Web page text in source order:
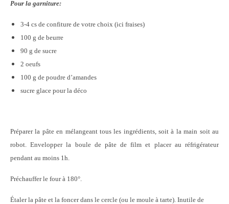
Pour la garniture:
3-4 cs de confiture de votre choix (ici fraises)
100 g de beurre
90 g de sucre
2 oeufs
100 g de poudre d’amandes
sucre glace pour la déco
Préparer la pâte en mélangeant tous les ingrédients, soit à la main soit au
robot. Envelopper la boule de pâte de film et placer au réfrigérateur
pendant au moins 1h.
Préchauffer le four à 180°.
Étaler la pâte et la foncer dans le cercle (ou le moule à tarte). Inutile de